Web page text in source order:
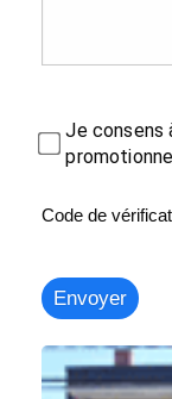
Je consens
Code de